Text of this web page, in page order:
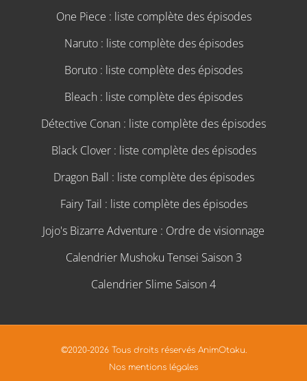
One Piece : liste complète des épisodes
Naruto : liste complète des épisodes
Boruto : liste complète des épisodes
Bleach : liste complète des épisodes
Détective Conan : liste complète des épisodes
Black Clover : liste complète des épisodes
Dragon Ball : liste complète des épisodes
Fairy Tail : liste complète des épisodes
Jojo's Bizarre Adventure : Ordre de visionnage
Calendrier Mushoku Tensei Saison 3
Calendrier Slime Saison 4
©2020-2026 Tous droits réservés AnimOtaku.
Nos mentions légales